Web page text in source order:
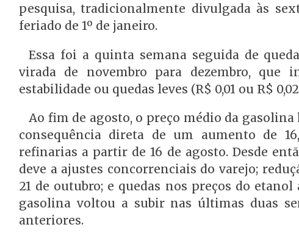
pesquisa, tradicionalmente divulgada às
feriado de 1º de janeiro.
Essa foi a quinta semana seguida de
virada de novembro para dezembro, que
estabilidade ou quedas leves (R$ 0,01 ou R$
Ao fim de agosto, o preço médio da
consequência direta de um aumento de
refinarias a partir de 16 de agosto. Desde
deve a ajustes concorrenciais do varejo;
21 de outubro; e quedas nos preços do
gasolina voltou a subir nas últimas duas
anteriores.